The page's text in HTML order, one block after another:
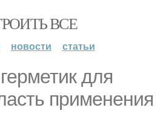
ВСЕ
новости статьи
для
применения